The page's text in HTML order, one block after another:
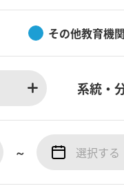
その他教育機関
系統・
～